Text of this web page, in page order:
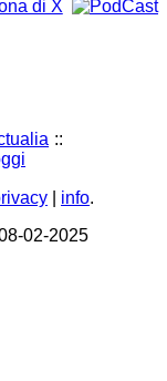
::
info.
02-2025